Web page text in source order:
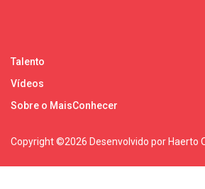
Talento
Vídeos
Sobre o MaisConhecer
Copyright ©2026 Desenvolvido por Haerto